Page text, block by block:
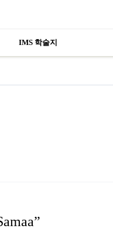
IMS 학술지